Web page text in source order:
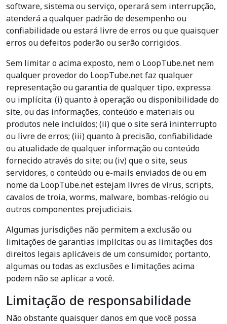
software, sistema ou serviço, operará sem interrupção,
atenderá a qualquer padrão de desempenho ou
confiabilidade ou estará livre de erros ou que quaisquer
erros ou defeitos poderão ou serão corrigidos.
Sem limitar o acima exposto, nem o LoopTube.net nem
qualquer provedor do LoopTube.net faz qualquer
representação ou garantia de qualquer tipo, expressa
ou implícita: (i) quanto à operação ou disponibilidade do
site, ou das informações, conteúdo e materiais ou
produtos nele incluídos; (ii) que o site será ininterrupto
ou livre de erros; (iii) quanto à precisão, confiabilidade
ou atualidade de qualquer informação ou conteúdo
fornecido através do site; ou (iv) que o site, seus
servidores, o conteúdo ou e-mails enviados de ou em
nome da LoopTube.net estejam livres de vírus, scripts,
cavalos de troia, worms, malware, bombas-relógio ou
outros componentes prejudiciais.
Algumas jurisdições não permitem a exclusão ou
limitações de garantias implícitas ou as limitações dos
direitos legais aplicáveis de um consumidor, portanto,
algumas ou todas as exclusões e limitações acima
podem não se aplicar a você.
Limitação de responsabilidade
Não obstante quaisquer danos em que você possa